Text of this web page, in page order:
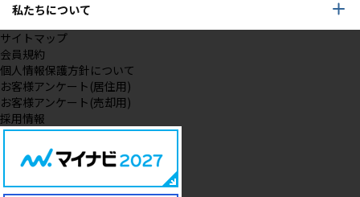
私たちについて
サイトマップ
会員規約
個人情報保護方針について
お客様アンケート(居住用)
お客様アンケート(売却用)
採用情報